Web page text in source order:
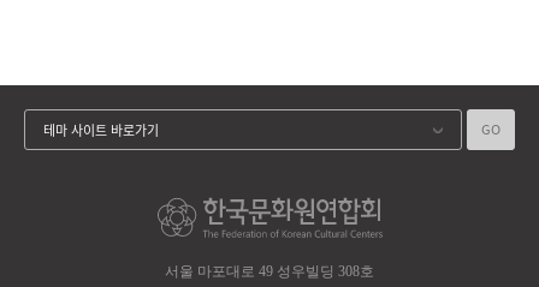
서울 마포대로 49 성우빌딩 308호
테마 사이트 바로가기 GO